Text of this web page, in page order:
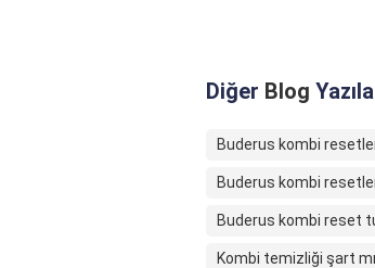
Diğer Blog
Buderus kombi
Buderus kombi
Buderus kombi reset
Kombi temizliği şart